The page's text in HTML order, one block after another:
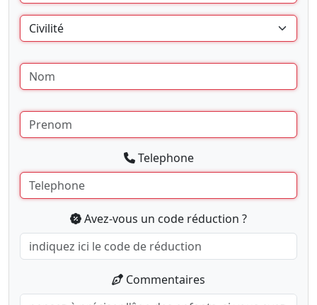
Telephone
Avez-vous un code réduction ?
Commentaires